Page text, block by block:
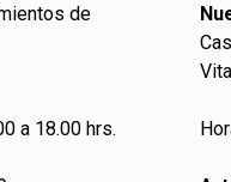
de
a 18.00 hrs.